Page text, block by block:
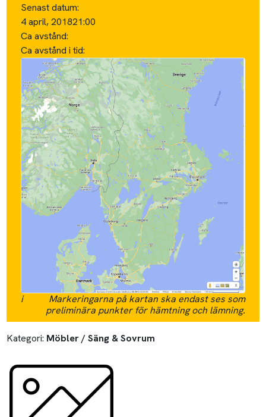
Senast datum:
4 april, 201821:00
Ca avstånd:
Ca avstånd i tid:
i
Markeringarna på kartan ska endast ses som
preliminära punkter för hämtning och lämning.
Kategori: Möbler / Säng & Sovrum